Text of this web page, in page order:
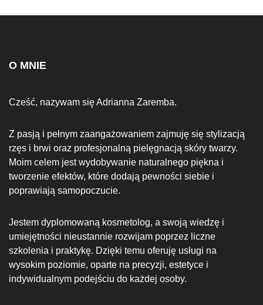
O MNIE
Cześć, nazywam się Adrianna Zaremba.
Z pasją i pełnym zaangażowaniem zajmuję się stylizacją
rzęs i brwi oraz profesjonalną pielęgnacją skóry twarzy.
Moim celem jest wydobywanie naturalnego piękna i
tworzenie efektów, które dodają pewności siebie i
poprawiają samopoczucie.
Jestem dyplomowaną kosmetolog, a swoją wiedzę i
umiejętności nieustannie rozwijam poprzez liczne
szkolenia i praktykę. Dzięki temu oferuję usługi na
wysokim poziomie, oparte na precyzji, estetyce i
indywidualnym podejściu do każdej osoby.